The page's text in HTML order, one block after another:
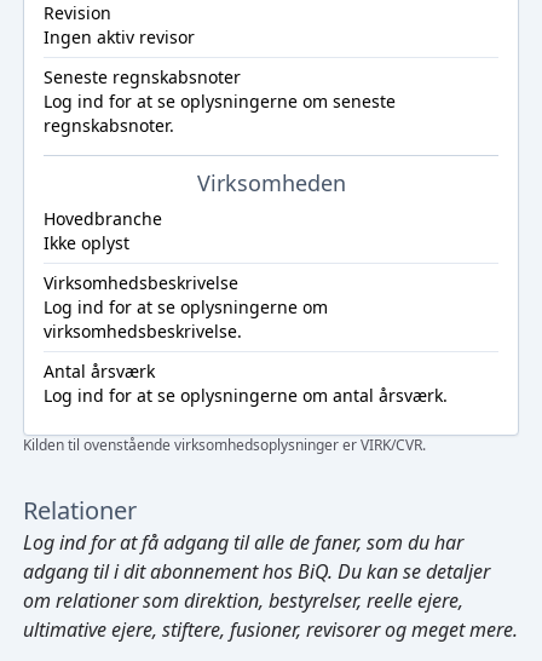
Cmd/Ctrl + K
Revision
Ingen aktiv revisor
Seneste regnskabsnoter
Log ind for at se oplysningerne om seneste
regnskabsnoter.
Virksomheden
Hovedbranche
Ikke oplyst
Virksomhedsbeskrivelse
Log ind for at se oplysningerne om
virksomhedsbeskrivelse.
Antal årsværk
Log ind for at se oplysningerne om antal årsværk.
Kilden til ovenstående virksomhedsoplysninger er VIRK/CVR.
Relationer
Log indfor at få adgang til alle de faner, som du har
adgang til i dit abonnement hos BiQ. Du kan se detaljer
om relationer som direktion, bestyrelser, reelle ejere,
ultimative ejere, stiftere, fusioner, revisorer og meget mere.